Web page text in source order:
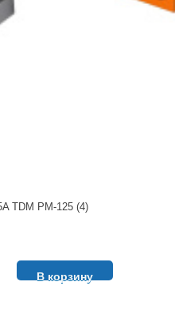
TDM РМ-125 (4)
В корзину